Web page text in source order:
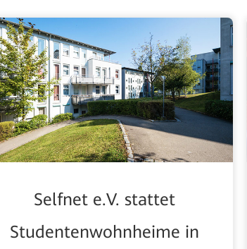
Selfnet e.V. stattet
Studentenwohnheime in